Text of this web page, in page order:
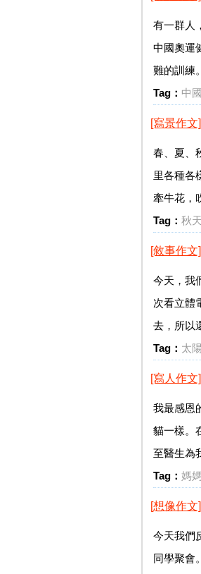
有一群
中國奧運
難的訓練
Tag： 中
[寫景作文]
春、夏、
里各種各
牽牛花，
Tag： 秋
[敘事作文]
今天，我
次看立體
去，所以
Tag： 太
[寫人作文]
我最感恩
貓一樣。
至醫生為
Tag： 媽
[想像作文]
今天我們
同學聚會